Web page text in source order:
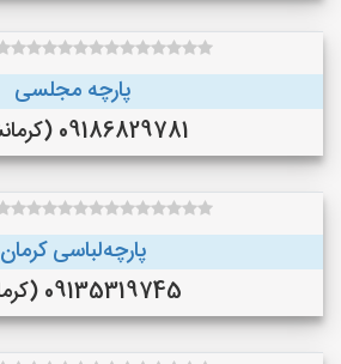
پارچه مجلسی
09186829781 (کرمانشاه )
پارچه‌لباسی کرمان
09135319745 (کرمان )